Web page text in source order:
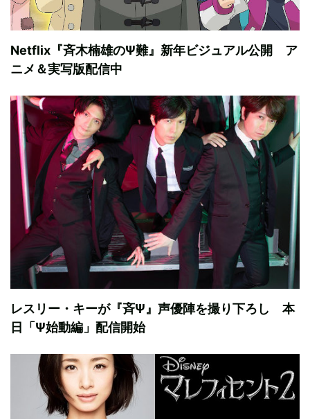
Netflix『斉木楠雄のΨ難』新年ビジュアル公開 ア
ニメ＆実写版配信中
レスリー・キーが『斉Ψ』声優陣を撮り下ろし 本
日「Ψ始動編」配信開始